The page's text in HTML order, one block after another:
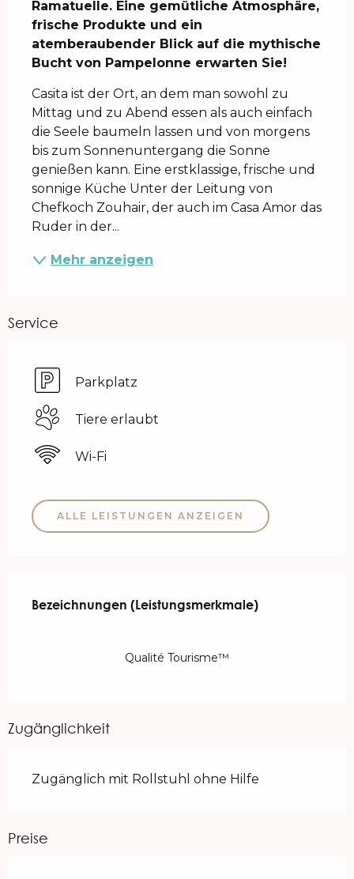
Ramatuelle. Eine gemütliche Atmosphäre,
frische Produkte und ein
atemberaubender Blick auf die mythische
Bucht von Pampelonne erwarten Sie!
Casita ist der Ort, an dem man sowohl zu
Mittag und zu Abend essen als auch einfach
die Seele baumeln lassen und von morgens
bis zum Sonnenuntergang die Sonne
genießen kann. Eine erstklassige, frische und
sonnige Küche Unter der Leitung von
Chefkoch Zouhair, der auch im Casa Amor das
Ruder in der...
Mehr anzeigen
Service
Parkplatz
Tiere erlaubt
Wi-Fi
ALLE LEISTUNGEN ANZEIGEN
Bezeichnungen (Leistungsmerkmale)
Bezeichnungen (Leistungsmerkmale)
Qualité Tourisme™
Zugänglichkeit
Zugänglich mit Rollstuhl ohne Hilfe
Preise